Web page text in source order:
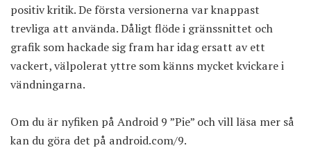
positiv kritik. De första versionerna var knappast
trevliga att använda. Dåligt flöde i gränssnittet och
grafik som hackade sig fram har idag ersatt av ett
vackert, välpolerat yttre som känns mycket kvickare i
vändningarna.
Om du är nyfiken på Android 9 ”Pie” och vill läsa mer så
kan du göra det på android.com/9.